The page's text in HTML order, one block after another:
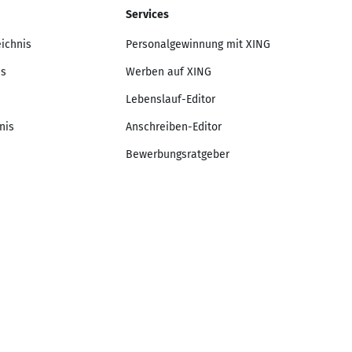
Services
Personalgewinnung mit XING
Werben auf XING
Lebenslauf-Editor
Anschreiben-Editor
Bewerbungsratgeber